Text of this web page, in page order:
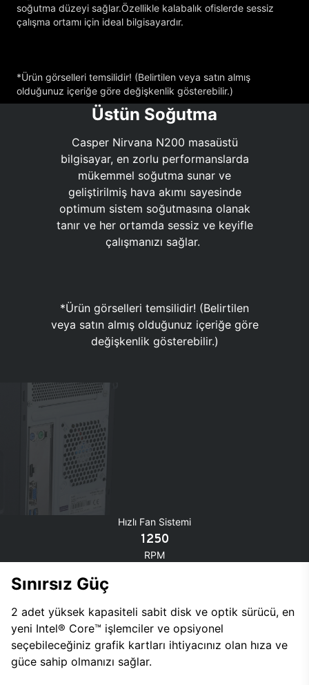
soğutma düzeyi sağlar.Özellikle kalabalık ofislerde sessiz
çalışma ortamı için ideal bilgisayardır.
*Ürün görselleri temsilidir! (Belirtilen veya satın almış
olduğunuz içeriğe göre değişkenlik gösterebilir.)
Üstün Soğutma
Casper Nirvana N200 masaüstü
bilgisayar, en zorlu performanslarda
mükemmel soğutma sunar ve
geliştirilmiş hava akımı sayesinde
optimum sistem soğutmasına olanak
tanır ve her ortamda sessiz ve keyifle
çalışmanızı sağlar.
*Ürün görselleri temsilidir! (Belirtilen
veya satın almış olduğunuz içeriğe göre
değişkenlik gösterebilir.)
Hızlı Fan Sistemi
1250
RPM
Sınırsız Güç
2 adet yüksek kapasiteli sabit disk ve optik sürücü, en
yeni Intel® Core™ işlemciler ve opsiyonel
seçebileceğiniz grafik kartları ihtiyacınız olan hıza ve
güce sahip olmanızı sağlar.